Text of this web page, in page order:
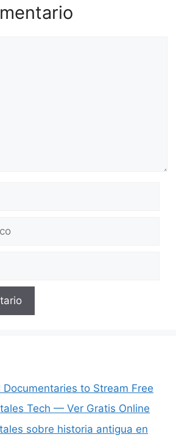
to Stream Free
Tech — Ver Gratis Online
sobre historia antigua en